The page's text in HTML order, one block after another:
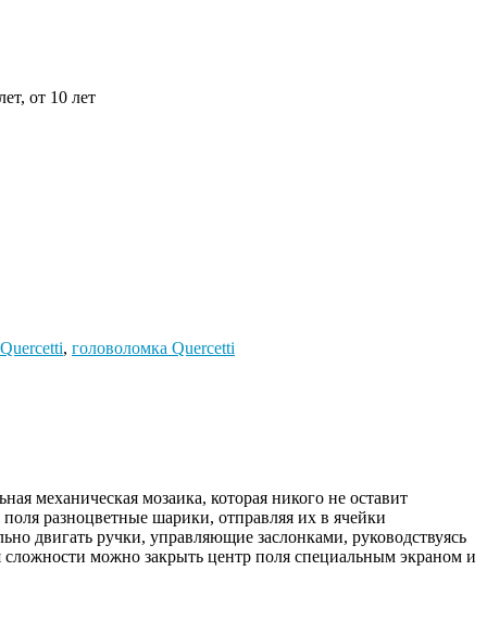
от 10 лет
, головоломка Quercetti
механическая мозаика, которая никого не оставит
разноцветные шарики, отправляя их в ячейки
двигать ручки, управляющие заслонками, руководствуясь
можно закрыть центр поля специальным экраном и